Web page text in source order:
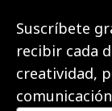
Suscríbete
recibir cada
creatividad,